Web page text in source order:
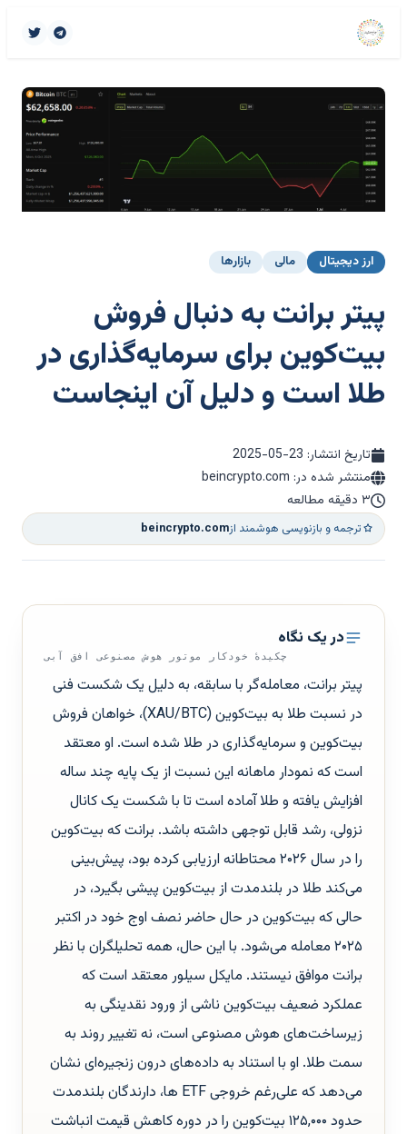
ارز دیجیتال مالی بازارها
پیتر برانت به دنبال فروش
بیت‌کوین برای سرمایه‌گذاری در
طلا است و دلیل آن اینجاست
تاریخ انتشار: 2025-05-23
منتشر شده در: beincrypto.com
۳ دقیقه مطالعه
ترجمه و بازنویسی هوشمند ازbeincrypto.com
در یک نگاه
چکیدهٔ خودکار موتور هوش مصنوعی افق آبی
پیتر برانت، معامله‌گر با سابقه، به دلیل یک شکست فنی
در نسبت طلا به بیت‌کوین (XAU/BTC)، خواهان فروش
بیت‌کوین و سرمایه‌گذاری در طلا شده است. او معتقد
است که نمودار ماهانه این نسبت از یک پایه چند ساله
افزایش یافته و طلا آماده است تا با شکست یک کانال
نزولی، رشد قابل توجهی داشته باشد. برانت که بیت‌کوین
را در سال ۲۰۲۶ محتاطانه ارزیابی کرده بود، پیش‌بینی
می‌کند طلا در بلندمدت از بیت‌کوین پیشی بگیرد، در
حالی که بیت‌کوین در حال حاضر نصف اوج خود در اکتبر
۲۰۲۵ معامله می‌شود. با این حال، همه تحلیلگران با نظر
برانت موافق نیستند. مایکل سیلور معتقد است که
عملکرد ضعیف بیت‌کوین ناشی از ورود نقدینگی به
زیرساخت‌های هوش مصنوعی است، نه تغییر روند به
سمت طلا. او با استناد به داده‌های درون زنجیره‌ای نشان
می‌دهد که علی‌رغم خروجی ETF ها، دارندگان بلندمدت
حدود ۱۲۵,۰۰۰ بیت‌کوین را در دوره کاهش قیمت انباشت